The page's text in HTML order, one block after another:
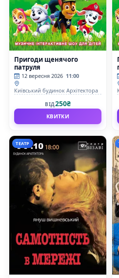
Пригоди щенячого
патруля
12 вересня 2026 11:00
Київський будинок Архітектора
ВІД250₴
КВИТКИ
ТЕАТР